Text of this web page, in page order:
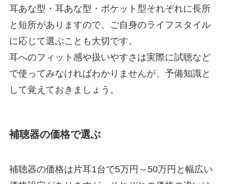
耳あな型・耳あな型・ポケット型それぞれに長所
と短所がありますので、ご自身のライフスタイル
に応じて選ぶことも大切です。
耳へのフィット感や扱いやすさは実際に試聴など
で使ってみなければわかりませんが、予備知識と
して覚えておきましょう。
補聴器の価格で選ぶ
補聴器の価格は片耳1台で5万円～50万円と幅広い